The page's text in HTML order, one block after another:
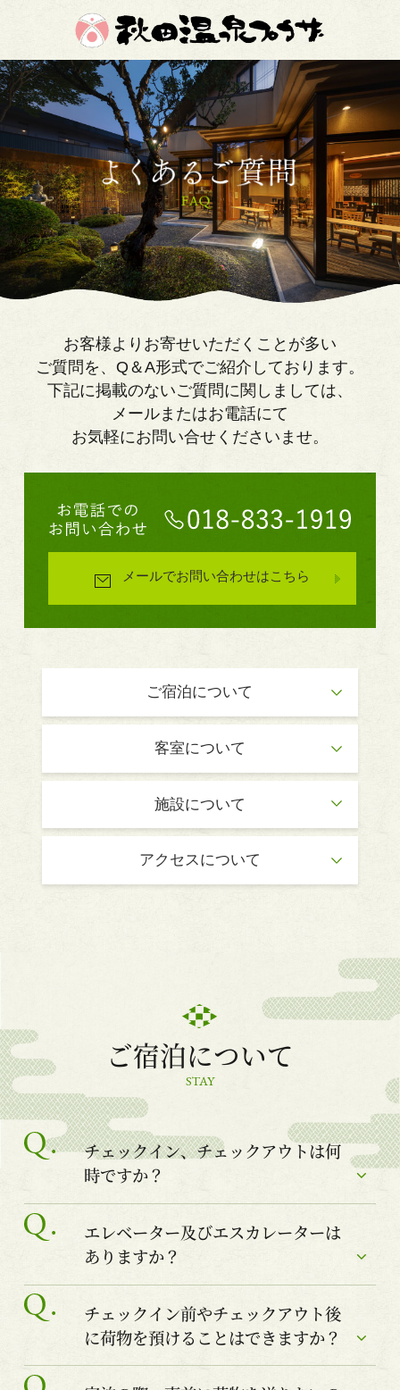
お客様よりお寄せいただくことが多い
ご質問を、Q＆A形式でご紹介しております。
下記に掲載のないご質問に関しましては、
メールまたはお電話にて
お気軽にお問い合せくださいませ。
メールでお問い合わせはこちら
ご宿泊について
客室について
施設について
アクセスについて
ご宿泊について
STAY
チェックイン、チェックアウトは何
時ですか？
エレベーター及びエスカレーターは
ありますか？
チェックイン前やチェックアウト後
に荷物を預けることはできますか？